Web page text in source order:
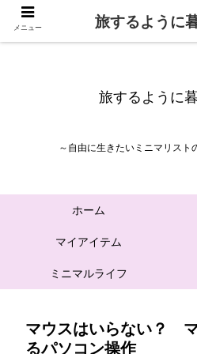
旅するように
～自由に生きたいミニマリスト
ホーム
マイアイテム
ミニマルライフ
マウスはいらない？
るパソコン操作
メニュー 旅するように